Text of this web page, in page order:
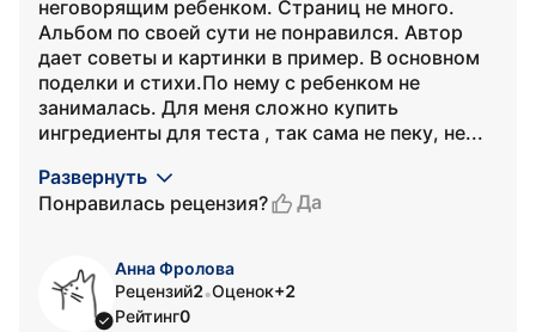
неговорящим ребенком. Страниц не много.
Альбом по своей сути не понравился. Автор
дает советы и картинки в пример. В основном
поделки и стихи.По нему с ребенком не
занималась. Для меня сложно купить
ингредиенты для теста , так сама не пеку, не...
Развернуть
Понравилась рецензия?
Да
Анна Фролова
Рецензий2•Оценок+2
Рейтинг0